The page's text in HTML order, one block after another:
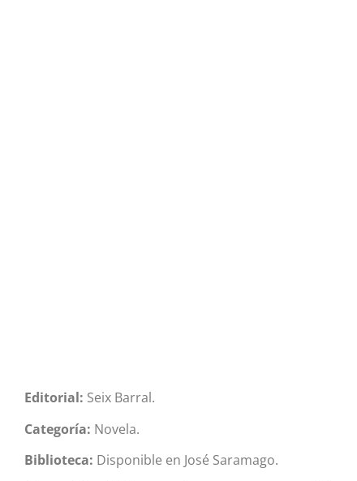
Editorial: Seix Barral.
Categoría: Novela.
Biblioteca: Disponible en José Saramago.